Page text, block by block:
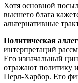
Хотя основной
высшего блага
альтернативные
Политическая
интерпретаций
Его изначальный
отражают политику
Перл-Харбор. Его